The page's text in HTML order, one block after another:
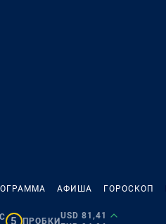
АФИША ГОРОСКОП
5 ПРОБКИ
USD 81,41